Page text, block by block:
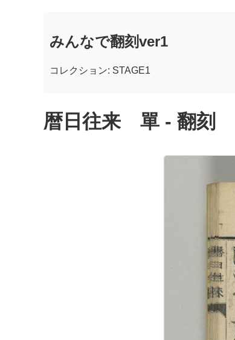
みんなで翻刻ver1
コレクション: STAGE1
暦日往来 單 - 翻刻